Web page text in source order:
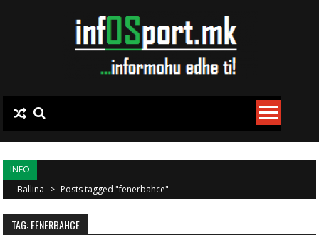
INFO
Ballina > Posts tagged "fenerbahce"
TAG: FENERBAHCE